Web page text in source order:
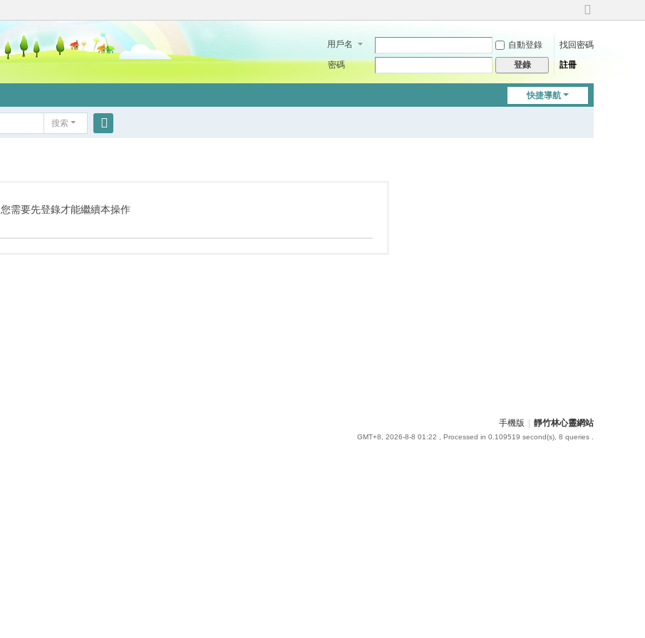
切
到
用戶名 自動登錄
找回密碼
密碼
登錄 註冊
快捷導航
搜索
您需要先登錄才能繼續本操作
手機版 靜竹林心靈網站
GMT+8, 2026-8-8 01:22 , Processed in 0.109519 second(s), 8 queries .